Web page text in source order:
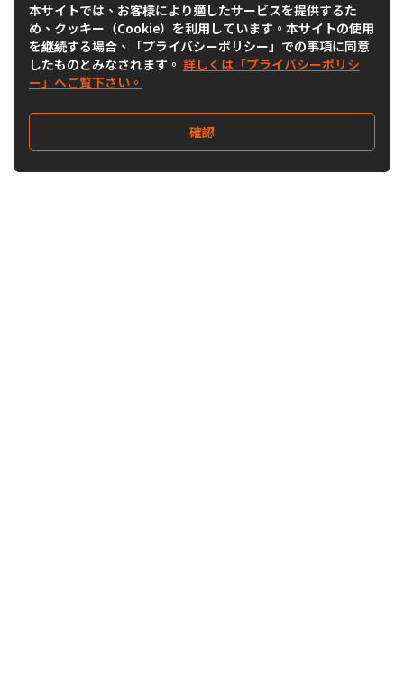
本サイトでは、お客様により適したサービスを提供するた
め、クッキー（Cookie）を利用しています。本サイトの使用
を継続する場合、「プライバシーポリシー」での事項に同意
したものとみなされます。 詳しくは「プライバシーポリシ
ー」へご覧下さい。
確認